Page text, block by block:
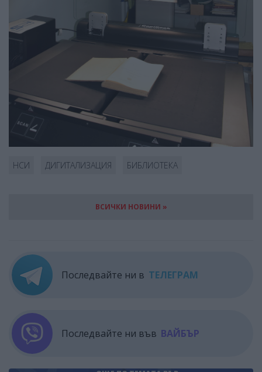
НСИ ДИГИТАЛИЗАЦИЯ БИБЛИОТЕКА
ВСИЧКИ НОВИНИ »
Последвайте ни в ТЕЛЕГРАМ
Последвайте ни във ВАЙБЪР